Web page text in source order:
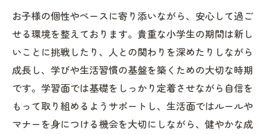
お子様の個性やペースに寄り添いながら、安心して過ご
せる環境を整えております。貴重な小学生の期間は新し
いことに挑戦したり、人との関わりを深めたりしながら
成長し、学びや生活習慣の基盤を築くための大切な時期
です。学習面では基礎をしっかり定着させながら自信を
もって取り組めるようサポートし、生活面ではルールや
マナーを身につける機会を大切にしながら、健やかな成